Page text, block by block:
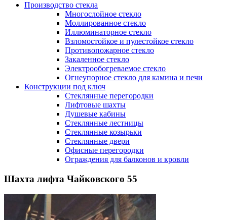
Производство стекла
Многослойное стекло
Моллированное стекло
Иллюминаторное стекло
Взломостойкое и пулестойкое стекло
Противопожарное стекло
Закаленное стекло
Электрообогреваемое стекло
Огнеупорное стекло для камина и печи
Конструкции под ключ
Стеклянные перегородки
Лифтовые шахты
Душевые кабины
Cтеклянные лестницы
Cтеклянные козырьки
Cтеклянные двери
Офисные перегородки
Ограждения для балконов и кровли
Шахта лифта Чайковского 55